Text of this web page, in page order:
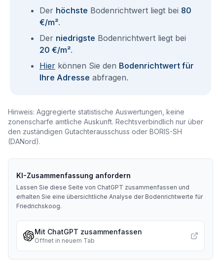
Der höchste Bodenrichtwert liegt bei 80
€/m².
Der niedrigste Bodenrichtwert liegt bei
20 €/m².
Hier können Sie den Bodenrichtwert für
Ihre Adresse abfragen.
Hinweis: Aggregierte statistische Auswertungen, keine
zonenscharfe amtliche Auskunft. Rechtsverbindlich nur über
den zuständigen Gutachterausschuss oder BORIS-SH
(DANord).
KI-Zusammenfassung anfordern
Lassen Sie diese Seite von ChatGPT zusammenfassen und
erhalten Sie eine übersichtliche Analyse der Bodenrichtwerte für
Friedrichskoog.
Mit ChatGPT zusammenfassen
Öffnet in neuem Tab